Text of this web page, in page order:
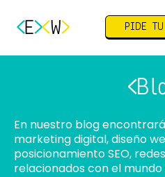
E W PIDE TU
En nuestro blog
marketing digital, diseño
posicionamiento SEO,
relacionados con el mundo